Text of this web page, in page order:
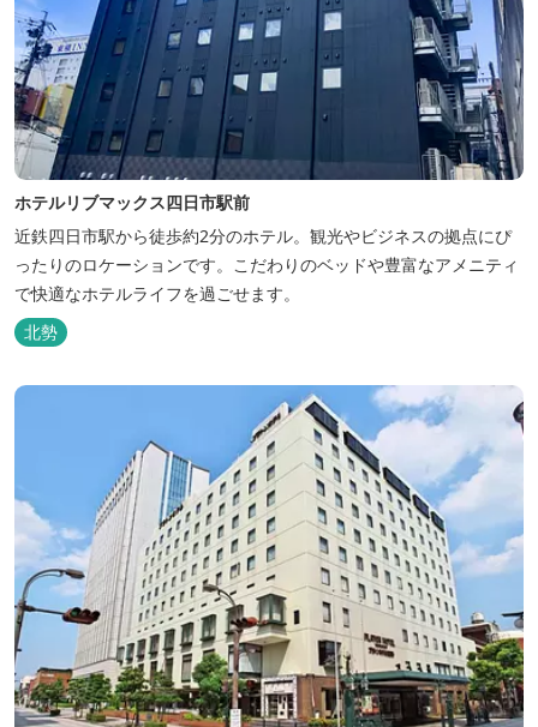
ホテルリブマックス四日市駅前
近鉄四日市駅から徒歩約2分のホテル。観光やビジネスの拠点にぴ
ったりのロケーションです。こだわりのベッドや豊富なアメニティ
で快適なホテルライフを過ごせます。
北勢